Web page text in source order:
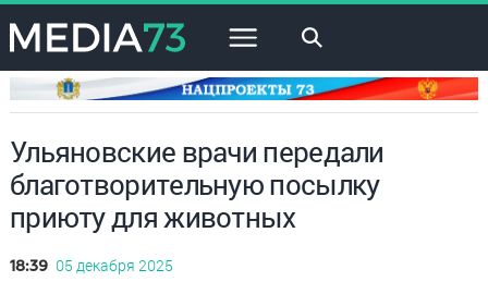
×
Ульяновские врачи передали
благотворительную посылку
приюту для животных
18:39 05 декабря 2025